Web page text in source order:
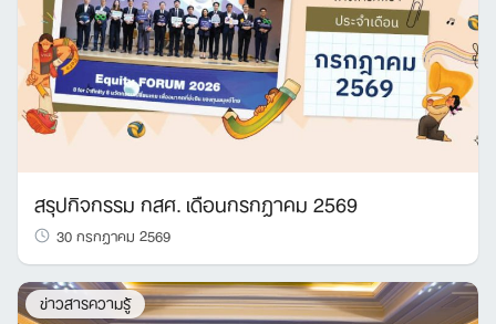
สรุปกิจกรรม กสศ. เดือนกรกฎาคม 2569
30 กรกฎาคม 2569
ข่าวสารความรู้